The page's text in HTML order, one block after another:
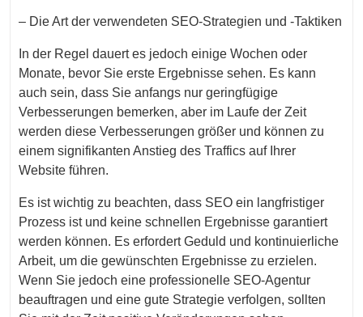
– Die Art der verwendeten SEO-Strategien und -Taktiken
In der Regel dauert es jedoch einige Wochen oder
Monate, bevor Sie erste Ergebnisse sehen. Es kann
auch sein, dass Sie anfangs nur geringfügige
Verbesserungen bemerken, aber im Laufe der Zeit
werden diese Verbesserungen größer und können zu
einem signifikanten Anstieg des Traffics auf Ihrer
Website führen.
Es ist wichtig zu beachten, dass SEO ein langfristiger
Prozess ist und keine schnellen Ergebnisse garantiert
werden können. Es erfordert Geduld und kontinuierliche
Arbeit, um die gewünschten Ergebnisse zu erzielen.
Wenn Sie jedoch eine professionelle SEO-Agentur
beauftragen und eine gute Strategie verfolgen, sollten